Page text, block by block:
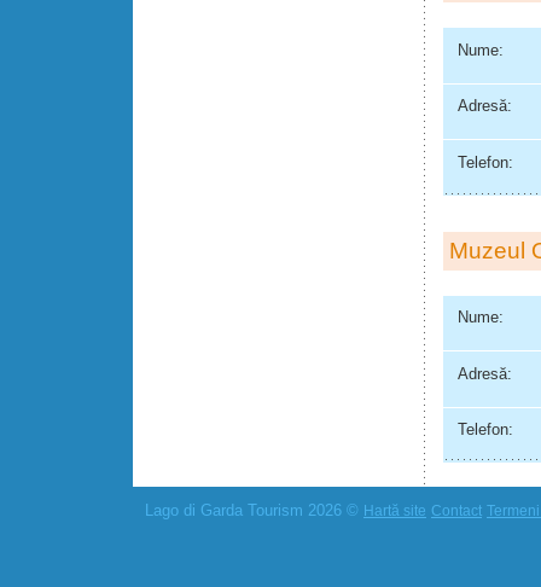
Nume:
Adresă:
Telefon:
Muzeul
Nume:
Adresă:
Telefon:
Lago di Garda Tourism 2026 © Hartă site Contact